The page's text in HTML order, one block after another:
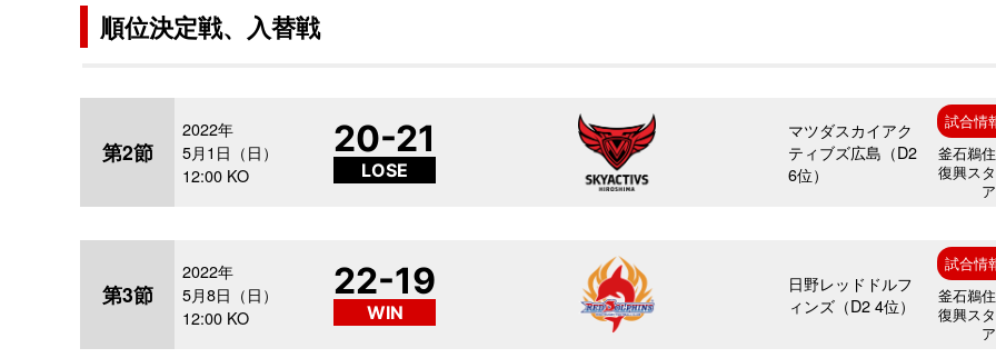
順位決定戦、入替戦
第2節
2022年
5月1日（日）
12:00 KO
20-21
LOSE
マツダスカイアク
ティブズ広島（D2
6位）
試合情
釜石鵜
復興ス
第3節
2022年
5月8日（日）
12:00 KO
22-19
WIN
日野レッドドルフ
ィンズ（D2 4位）
試合情
釜石鵜
復興ス